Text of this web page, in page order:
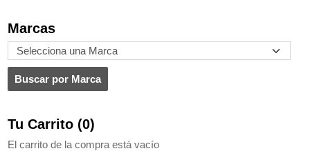
Marcas
Tu Carrito (0)
El carrito de la compra está vacío